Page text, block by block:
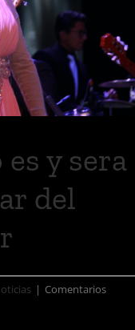
y sera
del
| Comentarios